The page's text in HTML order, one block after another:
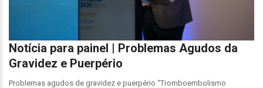
Notícia para painel | Problemas Agudos da
Gravidez e Puerpério
Problemas agudos de gravidez e puerpério “Tromboembolismo